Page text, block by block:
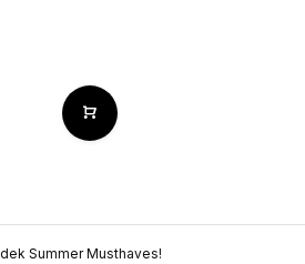
Summer Musthaves!